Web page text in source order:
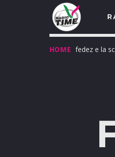
HOME fedez e la